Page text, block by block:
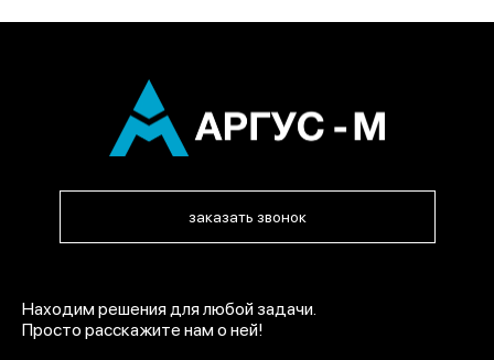
заказать звонок
Находим решения для любой задачи.
Просто расскажите нам о ней!